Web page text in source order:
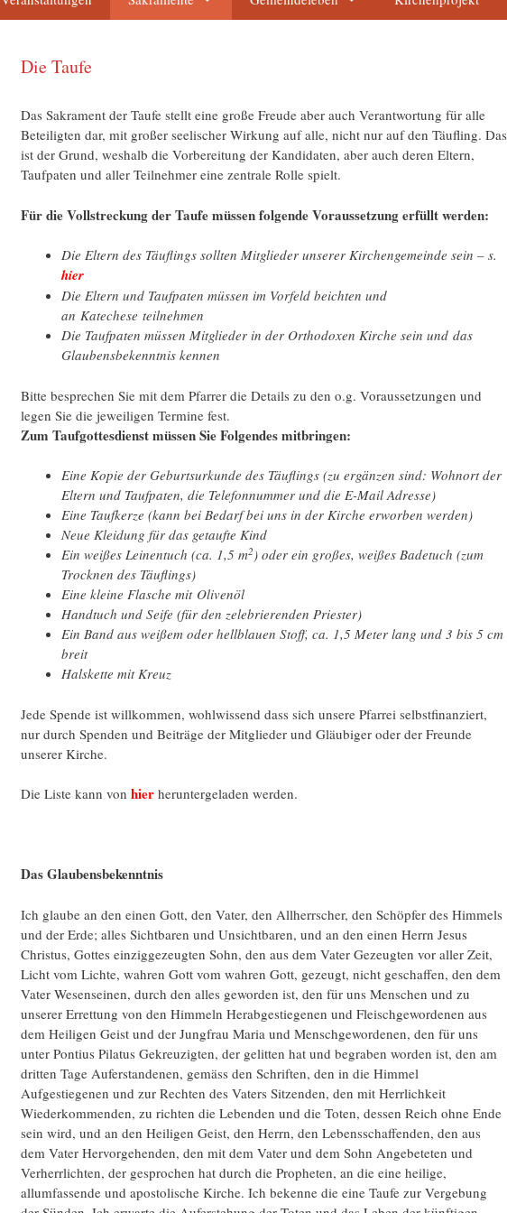
Die Taufe
Das Sakrament der Taufe stellt eine große Freude aber auch Verantwortung für alle
Beteiligten dar, mit großer seelischer Wirkung auf alle, nicht nur auf den Täufling. Das
ist der Grund, weshalb die Vorbereitung der Kandidaten, aber auch deren Eltern,
Taufpaten und aller Teilnehmer eine zentrale Rolle spielt.
Für die Vollstreckung der Taufe müssen folgende Voraussetzung erfüllt werden:
Die Eltern des Täuflings sollten Mitglieder unserer Kirchengemeinde sein – s.
hier
Die Eltern und Taufpaten müssen im Vorfeld beichten und
an Katechese teilnehmen
Die Taufpaten müssen Mitglieder in der Orthodoxen Kirche sein und das
Glaubensbekenntnis kennen
Bitte besprechen Sie mit dem Pfarrer die Details zu den o.g. Voraussetzungen und
legen Sie die jeweiligen Termine fest.
Zum Taufgottesdienst müssen Sie Folgendes mitbringen:
Eine Kopie der Geburtsurkunde des Täuflings (zu ergänzen sind: Wohnort der
Eltern und Taufpaten, die Telefonnummer und die E-Mail Adresse)
Eine Taufkerze (kann bei Bedarf bei uns in der Kirche erworben werden)
Neue Kleidung für das getaufte Kind
Ein weißes Leinentuch (ca. 1,5 m2 ) oder ein großes, weißes Badetuch (zum
Trocknen des Täuflings)
Eine kleine Flasche mit Olivenöl
Handtuch und Seife (für den zelebrierenden Priester)
Ein Band aus weißem oder hellblauen Stoff, ca. 1,5 Meter lang und 3 bis 5 cm
breit
Halskette mit Kreuz
Jede Spende ist willkommen, wohlwissend dass sich unsere Pfarrei selbstfinanziert,
nur durch Spenden und Beiträge der Mitglieder und Gläubiger oder der Freunde
unserer Kirche.
Die Liste kann von hier heruntergeladen werden.
Das Glaubensbekenntnis
Ich glaube an den einen Gott, den Vater, den Allherrscher, den Schöpfer des Himmels
und der Erde; alles Sichtbaren und Unsichtbaren, und an den einen Herrn Jesus
Christus, Gottes einziggezeugten Sohn, den aus dem Vater Gezeugten vor aller Zeit,
Licht vom Lichte, wahren Gott vom wahren Gott, gezeugt, nicht geschaffen, den dem
Vater Wesenseinen, durch den alles geworden ist, den für uns Menschen und zu
unserer Errettung von den Himmeln Herabgestiegenen und Fleischgewordenen aus
dem Heiligen Geist und der Jungfrau Maria und Menschgewordenen, den für uns
unter Pontius Pilatus Gekreuzigten, der gelitten hat und begraben worden ist, den am
dritten Tage Auferstandenen, gemäss den Schriften, den in die Himmel
Aufgestiegenen und zur Rechten des Vaters Sitzenden, den mit Herrlichkeit
Wiederkommenden, zu richten die Lebenden und die Toten, dessen Reich ohne Ende
sein wird, und an den Heiligen Geist, den Herrn, den Lebensschaffenden, den aus
dem Vater Hervorgehenden, den mit dem Vater und dem Sohn Angebeteten und
Verherrlichten, der gesprochen hat durch die Propheten, an die eine heilige,
allumfassende und apostolische Kirche. Ich bekenne die eine Taufe zur Vergebung